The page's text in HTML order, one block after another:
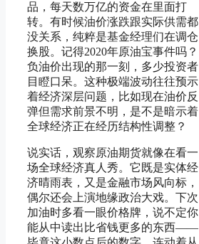
品，每天数万亿的资金在里面打
转。有时候油价涨跌跟实际供需都
没关系，纯粹是基金经理们在调仓
换股。记得2020年原油宝事件吗？
负油价出现的那一刻，多少投资者
目瞪口呆。这种极端波动往往预示
着经济深层问题，比如现在油价反
弹但需求前景不明，是不是暗示着
全球经济正在经历结构性调整？
说实话，观察原油期货就像在看一
场全球经济真人秀。它既是实体经
济晴雨表，又是金融市场风向标，
偶尔还会上演地缘政治大戏。下次
加油时多看一眼价格牌，说不定你
能从中读出比省钱更多的东西——